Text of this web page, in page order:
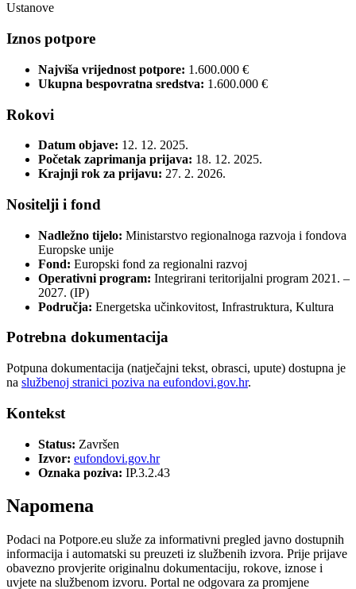
Ustanove
Iznos potpore
Najviša vrijednost potpore: 1.600.000 €
Ukupna bespovratna sredstva: 1.600.000 €
Rokovi
Datum objave: 12. 12. 2025.
Početak zaprimanja prijava: 18. 12. 2025.
Krajnji rok za prijavu: 27. 2. 2026.
Nositelji i fond
Nadležno tijelo: Ministarstvo regionalnoga razvoja i fondova
Europske unije
Fond: Europski fond za regionalni razvoj
Operativni program: Integrirani teritorijalni program 2021. –
2027. (IP)
Područja: Energetska učinkovitost, Infrastruktura, Kultura
Potrebna dokumentacija
Potpuna dokumentacija (natječajni tekst, obrasci, upute) dostupna je
na službenoj stranici poziva na eufondovi.gov.hr.
Kontekst
Status: Završen
Izvor: eufondovi.gov.hr
Oznaka poziva: IP.3.2.43
Napomena
Podaci na Potpore.eu služe za informativni pregled javno dostupnih
informacija i automatski su preuzeti iz službenih izvora. Prije prijave
obavezno provjerite originalnu dokumentaciju, rokove, iznose i
uvjete na službenom izvoru. Portal ne odgovara za promjene